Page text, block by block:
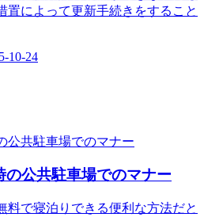
置によって更新手続きをすること
10-24
公共駐車場でのマナー
料で寝泊りできる便利な方法だと